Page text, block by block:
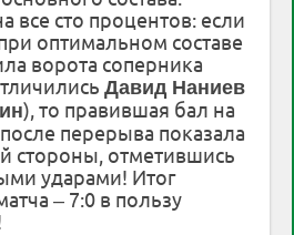
все сто процентов: если
оптимальном составе
ворота соперника
Давид Наниев
), то правившая бал на
перерыва показала
стороны, отметившись
ударами! Итог
– 7:0 в пользу